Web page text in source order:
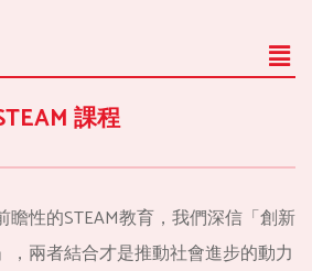
課程
性的STEAM教育，我們深信「創新
，兩者結合才是推動社會進步的動力